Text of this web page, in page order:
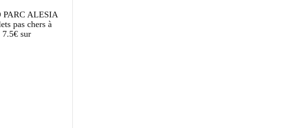
PARC ALESIA
pas chers à
sur